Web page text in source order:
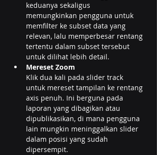
keduanya sekaligus
memungkinkan pengguna untuk
memfilter ke subset data yang
relevan, lalu memperbesar rentang
tertentu dalam subset tersebut
untuk dilihat lebih detail.
Mereset Zoom
Klik dua kali pada slider track
untuk mereset tampilan ke rentang
axis penuh. Ini berguna pada
laporan yang dibagikan atau
dipublikasikan, di mana pengguna
lain mungkin meninggalkan slider
dalam posisi yang sudah
dipersempit.